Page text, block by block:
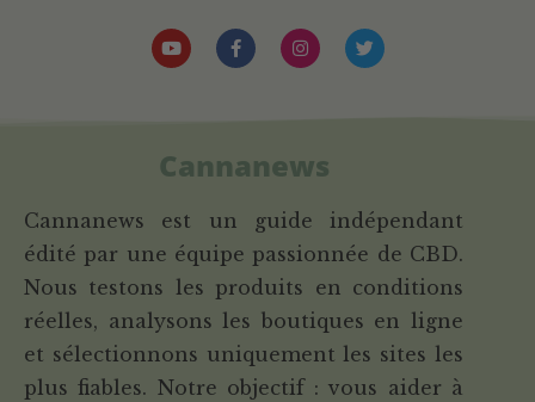
Cannanews
Cannanews est un guide indépendant
édité par une équipe passionnée de CBD.
Nous testons les produits en conditions
réelles, analysons les boutiques en ligne
et sélectionnons uniquement les sites les
plus fiables. Notre objectif : vous aider à